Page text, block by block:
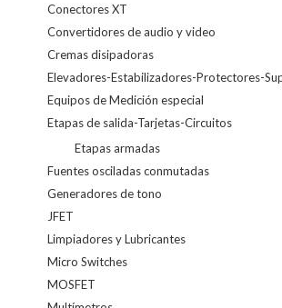
Conectores XT
Convertidores de audio y video
Cremas disipadoras
Elevadores-Estabilizadores-Protectores-
Equipos de Medición especial
Etapas de salida-Tarjetas-Circuitos
Etapas armadas
Fuentes osciladas conmutadas
Generadores de tono
JFET
Limpiadores y Lubricantes
Micro Switches
MOSFET